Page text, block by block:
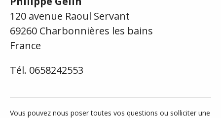
120 avenue Raoul Servant
69260 Charbonnières les bains
France
Tél. 0658242553
Vous pouvez nous poser toutes vos questions ou solliciter une